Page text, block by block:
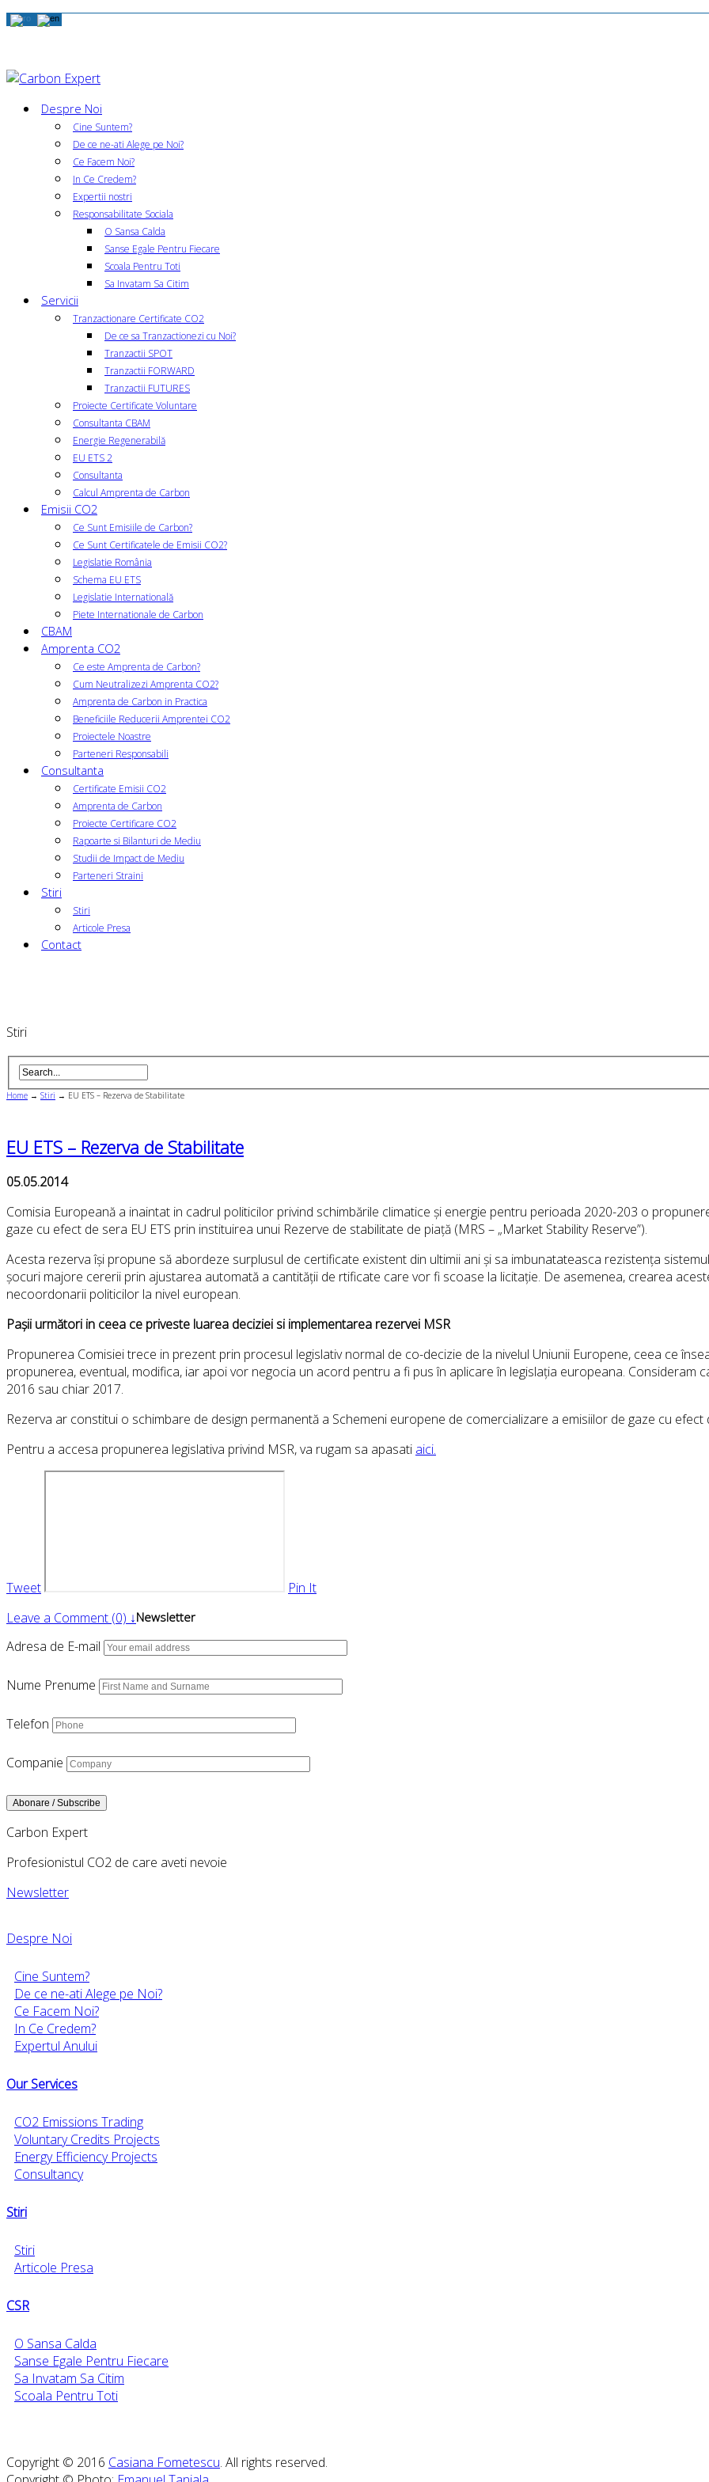
Despre Noi
Cine Suntem?
De ce ne-ati Alege pe Noi?
Ce Facem Noi?
In Ce Credem?
Expertii nostri
Responsabilitate Sociala
O Sansa Calda
Sanse Egale Pentru Fiecare
Scoala Pentru Toti
Sa Invatam Sa Citim
Servicii
Tranzactionare Certificate CO2
De ce sa Tranzactionezi cu Noi?
Tranzactii SPOT
Tranzactii FORWARD
Tranzactii FUTURES
Proiecte Certificate Voluntare
Consultanta CBAM
Energie Regenerabilă
EU ETS 2
Consultanta
Calcul Amprenta de Carbon
Emisii CO2
Ce Sunt Emisiile de Carbon?
Ce Sunt Certificatele de Emisii CO2?
Legislatie România
Schema EU ETS
Legislatie Internatională
Piete Internationale de Carbon
CBAM
Amprenta CO2
Ce este Amprenta de Carbon?
Cum Neutralizezi Amprenta CO2?
Amprenta de Carbon in Practica
Beneficiile Reducerii Amprentei CO2
Proiectele Noastre
Parteneri Responsabili
Consultanta
Certificate Emisii CO2
Amprenta de Carbon
Proiecte Certificare CO2
Rapoarte si Bilanturi de Mediu
Studii de Impact de Mediu
Parteneri Straini
Stiri
Stiri
Articole Presa
Contact
Stiri
Home → Stiri → EU ETS – Rezerva de Stabilitate
EU ETS – Rezerva de Stabilitate
05.05.2014
Comisia Europeană a inaintat in cadrul politicilor privind schimbările climatice și energie pentru perioada 2020-203 o
gaze cu efect de sera EU ETS prin instituirea unui Rezerve de stabilitate de piață (MRS – „Market Stability Reserve”).
Acesta rezerva își propune să abordeze surplusul de certificate existent din ultimii ani și sa imbunatateasca rezistența
șocuri majore cererii prin ajustarea automată a cantității de rtificate care vor fi scoase la licitație. De asemenea, crearea
necoordonarii politicilor la nivel european.
Pașii următori in ceea ce priveste luarea deciziei si implementarea rezervei MSR
Propunerea Comisiei trece in prezent prin procesul legislativ normal de co-decizie de la nivelul Uniunii Europene, ceea ce
propunerea, eventual, modifica, iar apoi vor negocia un acord pentru a fi pus în aplicare în legislația europeana. Consideram
2016 sau chiar 2017.
Rezerva ar constitui o schimbare de design permanentă a Schemeni europene de comercializare a emisiilor de gaze cu efect
Pentru a accesa propunerea legislativa privind MSR, va rugam sa apasati aici.
Tweet
Pin It
Leave a Comment (0) ↓Newsletter
Adresa de E-mail
Nume Prenume
Telefon
Companie
Carbon Expert
Profesionistul CO2 de care aveti nevoie
Newsletter
Despre Noi
Cine Suntem?
De ce ne-ati Alege pe Noi?
Ce Facem Noi?
In Ce Credem?
Expertul Anului
Our Services
CO2 Emissions Trading
Voluntary Credits Projects
Energy Efficiency Projects
Consultancy
Stiri
Stiri
Articole Presa
CSR
O Sansa Calda
Sanse Egale Pentru Fiecare
Sa Invatam Sa Citim
Scoala Pentru Toti
Copyright © 2016 Casiana Fometescu. All rights reserved.